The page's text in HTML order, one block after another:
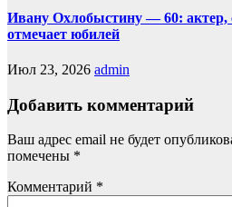
Ивану Охлобыстину — 60: актер,
отмечает юбилей
Июл 23, 2026 admin
Добавить комментарий
Ваш адрес email не будет
помечены *
Комментарий *